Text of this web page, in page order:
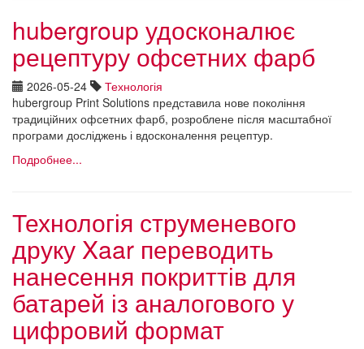
hubergroup удосконалює
рецептуру офсетних фарб
2026-05-24
Технологія
hubergroup Print Solutions представила нове покоління
традиційних офсетних фарб, розроблене після масштабної
програми досліджень і вдосконалення рецептур.
Подробнее...
Технологія струменевого
друку Xaar переводить
нанесення покриттів для
батарей із аналогового у
цифровий формат